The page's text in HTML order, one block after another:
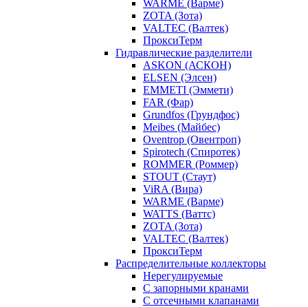
WARME (Варме)
ZOTA (Зота)
VALTEC (Валтек)
ПроксиТерм
Гидравлические разделители
ASKON (АСКОН)
ELSEN (Элсен)
EMMETI (Эммети)
FAR (Фар)
Grundfos (Грундфос)
Meibes (Майбес)
Oventrop (Овентроп)
Spirotech (Спиротек)
ROMMER (Роммер)
STOUT (Стаут)
ViRA (Вира)
WARME (Варме)
WATTS (Ваттс)
ZOTA (Зота)
VALTEC (Валтек)
ПроксиТерм
Распределительные коллекторы
Нерегулируемые
С запорными кранами
С отсечными клапанами